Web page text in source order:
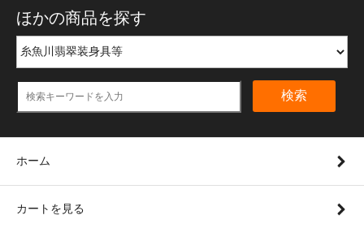
ほかの商品を探す
検索
ホーム
カートを見る